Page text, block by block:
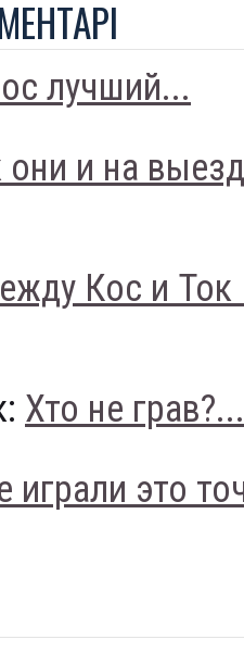
лучший...
они и на
Кос и
Хто не грав?...
играли это